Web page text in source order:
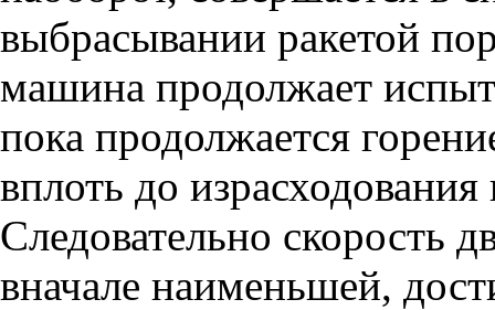
выбрасывании ракетой
машина продолжает
пока продолжается
вплоть до
Следовательно скорость
вначале наименьшей,